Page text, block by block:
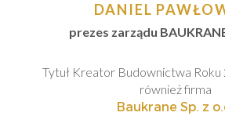
DANIEL
prezes zarządu
Tytuł Kreator Budownictwa Roku
również firma
Baukrane Sp. z